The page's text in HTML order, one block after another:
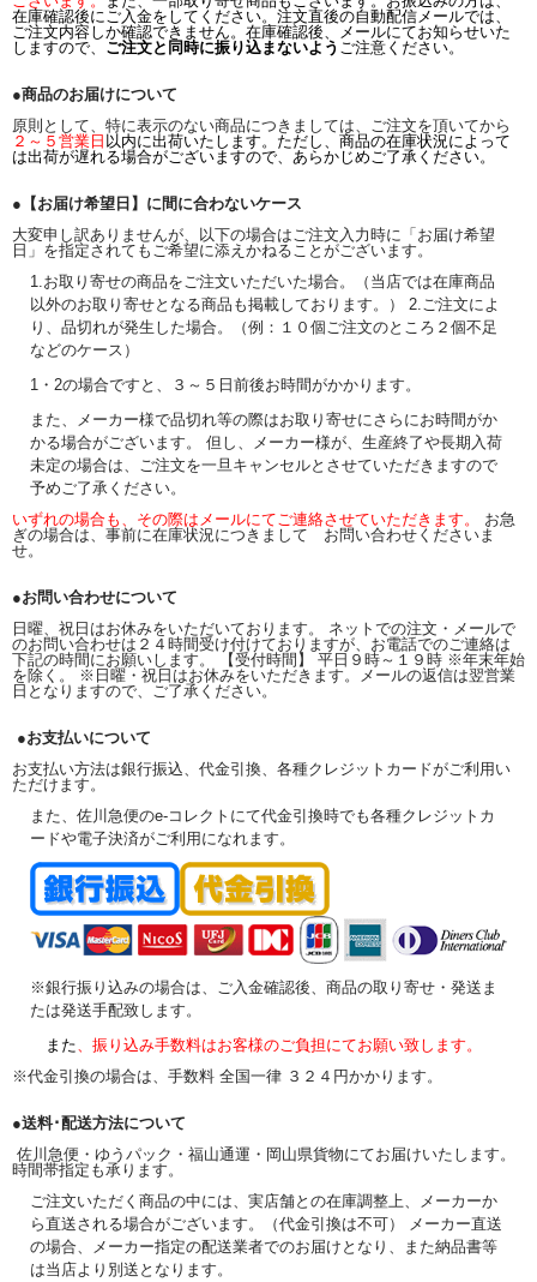
在庫確認後にご入金をしてください。注文直後の自動配信メールでは、
ご注文内容しか確認できません。在庫確認後、メールにてお知らせいた
しますので、 ご注文と同時に振り込まないよう ご注意ください。
●商品のお届けについて
原則として、特に表示のない商品につきましては、ご注文を頂いてから
２～５営業日 以内に出荷いたします。ただし、商品の在庫状況によって
は出荷が遅れる場合がございますので、あらかじめご了承ください。
●【お届け希望日】に間に合わないケース
大変申し訳ありませんが、以下の場合はご注文入力時に「お届け希望
日」を指定されてもご希望に添えかねることがございます。
1.お取り寄せの商品をご注文いただいた場合。（当店では在庫商品
以外のお取り寄せとなる商品も掲載しております。） 2.ご注文によ
り、品切れが発生した場合。（例：１０個ご注文のところ２個不足
などのケース）
1・2の場合ですと、３～５日前後お時間がかかります。
また、メーカー様で品切れ等の際はお取り寄せにさらにお時間がか
かる場合がございます。 但し、メーカー様が、生産終了や長期入荷
未定の場合は、ご注文を一旦キャンセルとさせていただきますので
予めご了承ください。
いずれの場合も、その際はメールにてご連絡させていただきます。 お急
ぎの場合は、事前に在庫状況につきまして お問い合わせくださいま
せ。
●お問い合わせについて
日曜、祝日はお休みをいただいております。 ネットでの注文・メールで
のお問い合わせは２４時間受け付けておりますが、お電話でのご連絡は
下記の時間にお願いします。 【受付時間】 平日９時～１９時 ※年末年始
を除く。 ※日曜・祝日はお休みをいただきます。メールの返信は翌営業
日となりますので、ご了承ください。
●お支払いについて
お支払い方法は銀行振込、代金引換、各種クレジットカードがご利用い
ただけます。
また、佐川急便のe-コレクトにて代金引換時でも各種クレジットカ
ードや電子決済がご利用になれます。
※銀行振り込みの場合は、ご入金確認後、商品の取り寄せ・発送ま
たは発送手配致します。
また 、振り込み手数料はお客様のご負担にてお願い致します。
※代金引換の場合は、手数料 全国一律 ３２４円かかります。
●送料･配送方法について
佐川急便・ゆうパック・福山通運・岡山県貨物にてお届けいたします。
時間帯指定も承ります。
ご注文いただく商品の中には、実店舗との在庫調整上、メーカーか
ら直送される場合がございます。（代金引換は不可） メーカー直送
の場合、メーカー指定の配送業者でのお届けとなり、また納品書等
は当店より別送となります。